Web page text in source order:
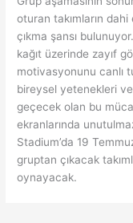
oturan takımların
çıkma şansı
kağıt üzerinde zayıf
motivasyonunu canlı
bireysel yetenekleri ve
geçecek olan bu
ekranlarında
Stadium’da 19
gruptan çıkacak
oynayacak.